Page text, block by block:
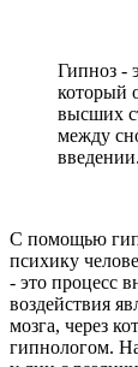
Гипноз -
который
высших
между
введении.
С помощью
психику
- это процесс
воздействия
мозга, через
гипнологом.